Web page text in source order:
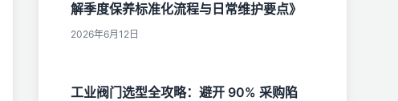
解季度保养标准化流程与日常维护要点》
2026年6月12日
工业阀门选型全攻略：避开 90% 采购陷